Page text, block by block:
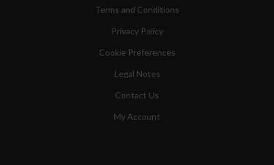
Terms and Conditions
Privacy Policy
Cookie Preferences
Legal Notes
Contact Us
My Account